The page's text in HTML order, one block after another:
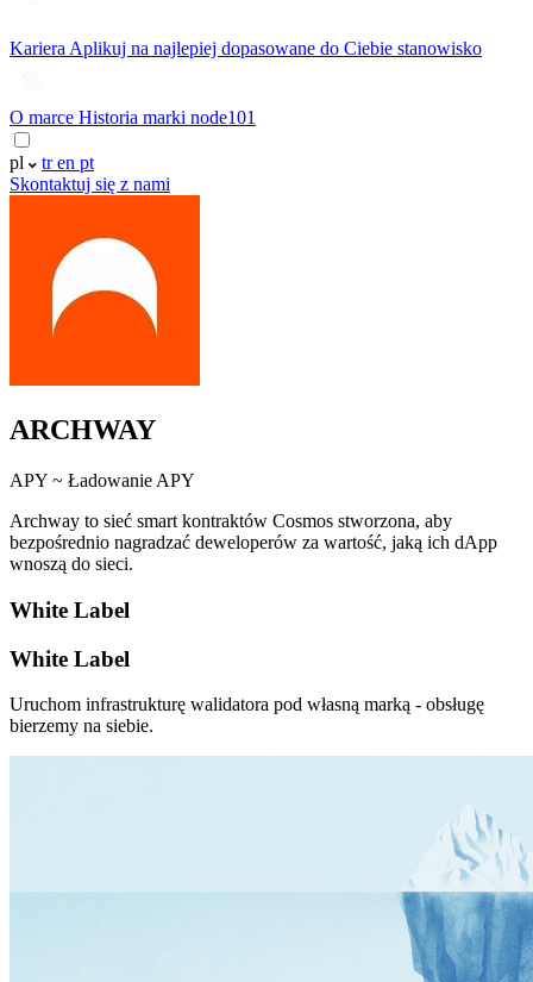
Kariera Aplikuj na najlepiej dopasowane do Ciebie stanowisko
O marce Historia marki node101
pl tren pt
Skontaktuj się z nami
ARCHWAY
APY ~ Ładowanie APY
Archway to sieć smart kontraktów Cosmos stworzona, aby
bezpośrednio nagradzać deweloperów za wartość, jaką ich dApp
wnoszą do sieci.
White Label
White Label
Uruchom infrastrukturę walidatora pod własną marką - obsługę
bierzemy na siebie.